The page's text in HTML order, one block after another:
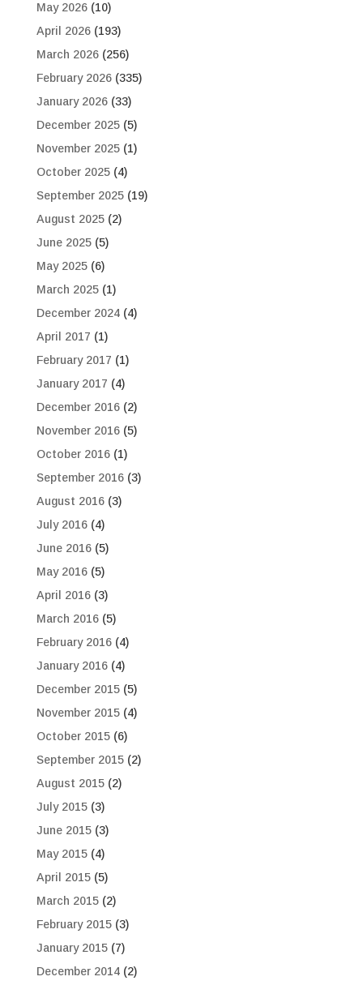
May 2026(10)
April 2026(193)
March 2026(256)
February 2026(335)
January 2026(33)
December 2025(5)
November 2025(1)
October 2025(4)
September 2025(19)
August 2025(2)
June 2025(5)
May 2025(6)
March 2025(1)
December 2024(4)
April 2017 (1)
February 2017 (1)
January 2017 (4)
December 2016(2)
November 2016(5)
October 2016(1)
September 2016(3)
August 2016(3)
July 2016(4)
June 2016(5)
May 2016(5)
April 2016(3)
March 2016(5)
February 2016(4)
January 2016(4)
December 2015(5)
November 2015(4)
October 2015(6)
September 2015(2)
August 2015(2)
July 2015(3)
June 2015(3)
May 2015(4)
April 2015(5)
March 2015(2)
February 2015(3)
January 2015(7)
December 2014(2)